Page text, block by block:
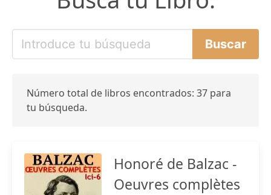
Número total de libros encontrados: 37 para
tu búsqueda.
Honoré de Balzac -
Oeuvres complètes